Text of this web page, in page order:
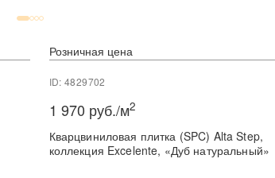
Розничная цена
ID: 4829702
1 970 руб./м2
Кварцвиниловая плитка (SPC) Alta Step,
коллекция Excelente, «Дуб натуральный»